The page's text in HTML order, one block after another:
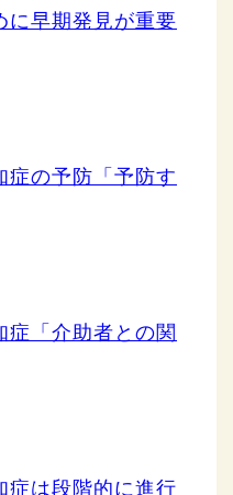
に早期発見が重要
症の予防「予防す
症「介助者との関
症は段階的に進行